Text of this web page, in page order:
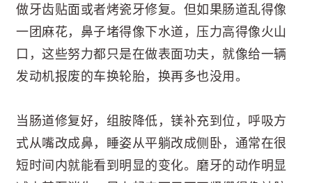
做牙齿贴面或者烤瓷牙修复。但如果肠道乱得像
一团麻花，鼻子堵得像下水道，压力高得像火山
口，这些努力都只是在做表面功夫，就像给一辆
发动机报废的车换轮胎，换再多也没用。
当肠道修复好，组胺降低，镁补充到位，呼吸方
式从嘴改成鼻，睡姿从平躺改成侧卧，通常在很
短时间内就能看到明显的变化。磨牙的动作明显